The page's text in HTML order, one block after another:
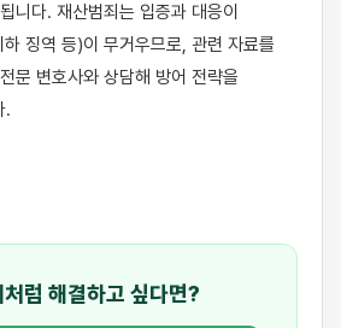
니다. 재산범죄는 입증과 대응이
징역 등)이 무거우므로, 관련 자료를
문 변호사와 상담해 방어 전략을
.
럼 해결하고 싶다면?